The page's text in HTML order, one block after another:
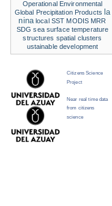
Operational Environmental
Global Precipitation Products la
nina local SST MODIS MRR
SDG sea surface temperature
structures spatial clusters
ustainable development
Citizens Science
Project
Near real time data
from citizens
science